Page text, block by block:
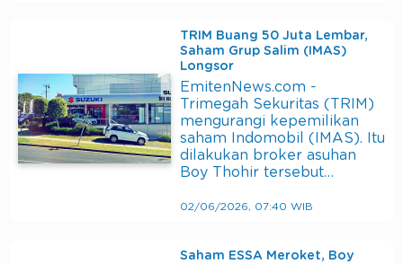
TRIM Buang 50 Juta Lembar,
Saham Grup Salim (IMAS)
Longsor
EmitenNews.com -
Trimegah Sekuritas (TRIM)
mengurangi kepemilikan
saham Indomobil (IMAS). Itu
dilakukan broker asuhan
Boy Thohir tersebut…
02/06/2026, 07:40 WIB
Saham ESSA Meroket, Boy